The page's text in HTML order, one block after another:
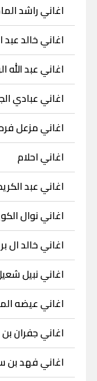
اغاني راشد
اغاني خالد عبد
اغاني عبد الله
اغاني عبادي
اغاني مزعل
اغاني احلام
اغاني عبد
اغاني نوال
اغاني خالد ال
اغاني نبيل
اغاني عيضه
اغاني جفران
اغاني فهد بن